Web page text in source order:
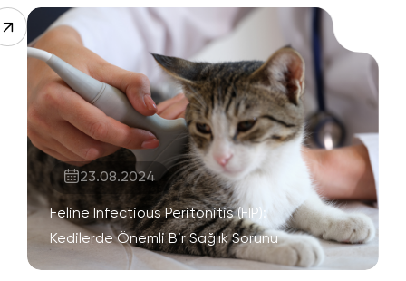
23.08.2024
Feline Infectious Peritonitis (FIP):
Kedilerde Önemli Bir Sağlık Sorunu